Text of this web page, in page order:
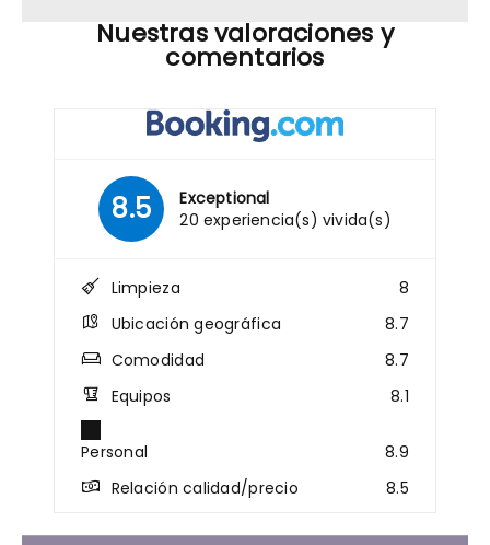
Nuestras valoraciones y
comentarios
8.5
Exceptional
20 experiencia(s) vivida(s)
Limpieza
8
Ubicación geográfica
8.7
Comodidad
8.7
Equipos
8.1
Personal
8.9
Relación calidad/precio
8.5